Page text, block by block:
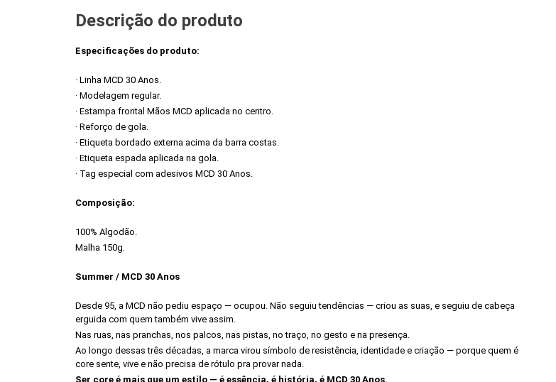
Descrição do produto
Especificações do produto:
· Linha MCD 30 Anos.
· Modelagem regular.
· Estampa frontal Mãos MCD aplicada no centro.
· Reforço de gola.
· Etiqueta bordado externa acima da barra costas.
· Etiqueta espada aplicada na gola.
· Tag especial com adesivos MCD 30 Anos.
Composição:
100% Algodão.
Malha 150g.
Summer / MCD 30 Anos
Desde 95, a MCD não pediu espaço — ocupou. Não seguiu tendências — criou as suas, e seguiu de cabeça
erguida com quem também vive assim.
Nas ruas, nas pranchas, nos palcos, nas pistas, no traço, no gesto e na presença.
Ao longo dessas três décadas, a marca virou símbolo de resistência, identidade e criação — porque quem é
core sente, vive e não precisa de rótulo pra provar nada.
Ser core é mais que um estilo — é essência, é história, é MCD 30 Anos.